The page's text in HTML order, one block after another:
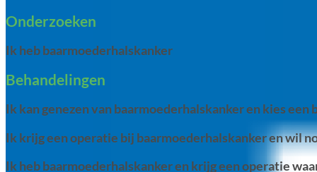
Onderzoeken
Ik heb baarmoederhalskanker
Behandelingen
Ik kan genezen van baarmoederhalskanker en kies een
Ik krijg een operatie bij baarmoederhalskanker en wil
Ik heb baarmoederhalskanker en krijg een operatie